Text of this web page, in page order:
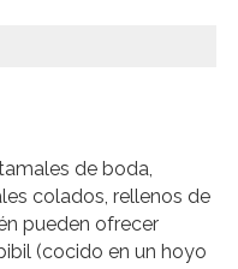
de boda,
colados, rellenos de
pueden ofrecer
(cocido en un hoyo